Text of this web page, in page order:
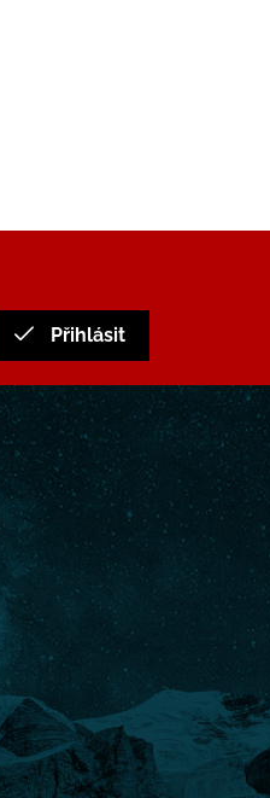
Přihlásit